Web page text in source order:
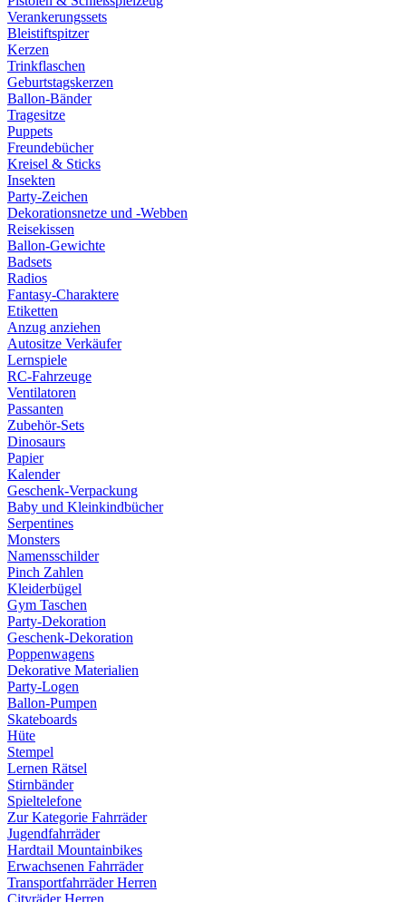
Verankerungssets
Bleistiftspitzer
Kerzen
Trinkflaschen
Geburtstagskerzen
Ballon-Bänder
Tragesitze
Puppets
Freundebücher
Kreisel & Sticks
Insekten
Party-Zeichen
Dekorationsnetze und -Webben
Reisekissen
Ballon-Gewichte
Badsets
Radios
Fantasy-Charaktere
Etiketten
Anzug anziehen
Autositze Verkäufer
Lernspiele
RC-Fahrzeuge
Ventilatoren
Passanten
Zubehör-Sets
Dinosaurs
Papier
Kalender
Geschenk-Verpackung
Baby und Kleinkindbücher
Serpentines
Monsters
Namensschilder
Pinch Zahlen
Kleiderbügel
Gym Taschen
Party-Dekoration
Geschenk-Dekoration
Poppenwagens
Dekorative Materialien
Party-Logen
Ballon-Pumpen
Skateboards
Hüte
Stempel
Lernen Rätsel
Stirnbänder
Spieltelefone
Zur Kategorie Fahrräder
Jugendfahrräder
Hardtail Mountainbikes
Erwachsenen Fahrräder
Transportfahrräder Herren
Cityräder Herren